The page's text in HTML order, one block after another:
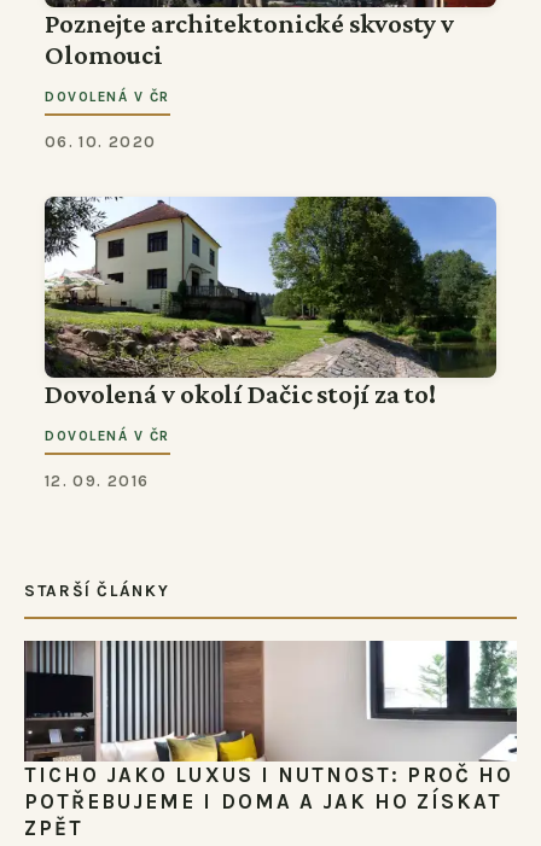
Poznejte architektonické skvosty v
Olomouci
DOVOLENÁ V ČR
06. 10. 2020
Dovolená v okolí Dačic stojí za to!
DOVOLENÁ V ČR
12. 09. 2016
STARŠÍ ČLÁNKY
TICHO JAKO LUXUS I NUTNOST: PROČ HO
POTŘEBUJEME I DOMA A JAK HO ZÍSKAT
ZPĚT